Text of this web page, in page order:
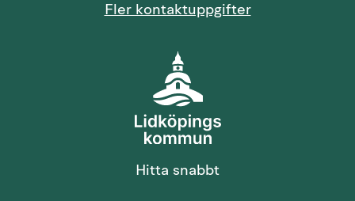
Fler kontaktuppgifter
Hitta snabbt